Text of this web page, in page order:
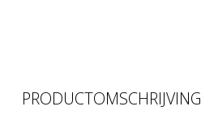
PRODUCTOMSCHRIJVING